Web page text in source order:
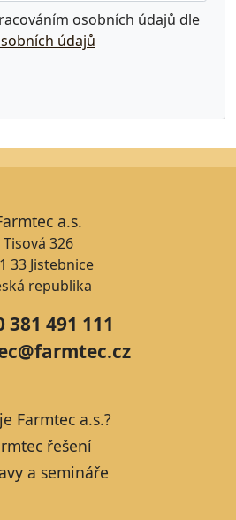
osobních údajů dle
údajů
a.s.
Tisová 326
33 Jistebnice
republika
381 491 111
Farmtec a.s.?
řešení
a semináře